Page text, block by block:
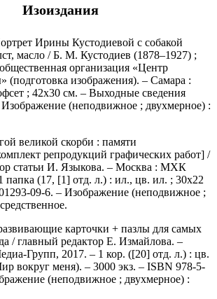
Изоиздания
Ирины Кустодиевой с собакой
масло / Б. М. Кустодиев (1878–1927) ;
организация «Центр
(подготовка изображения). – Самара :
; 42х30 см. – Выходные сведения
Изображение (неподвижное ; двухмерное) :
великой скорби : памяти
репродукций графических работ] /
статьи И. Языкова. – Москва : МХК
папка (17, [1] отд. л.) : ил., цв. ил. ; 30х22
09-6. – Изображение (неподвижное ;
карточки + пазлы для самых
/ главный редактор Е. Измайлова. –
Групп, 2017. – 1 кор. ([20] отд. л.) : цв.
вокруг меня). – 3000 экз. – ISBN 978-5-
(неподвижное ; двухмерное) :